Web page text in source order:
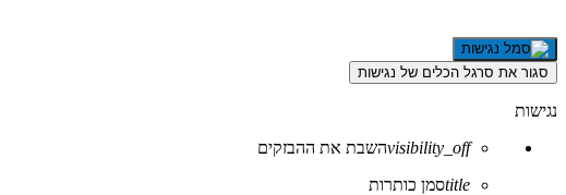
סגור את סרגל הכלים של נגישות
נגישות
visibility_offהשבת את ההבזקים
titleסמן כותרות